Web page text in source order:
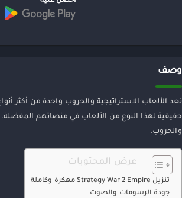
وصف
تعد الألعاب الاستراتيجية والحروب واحدة من أكثر
والحروب.
عرض المحتويات
تنزيل Strategy War 2 Empire مهكرة وكاملة
جودة الرسومات والصوت